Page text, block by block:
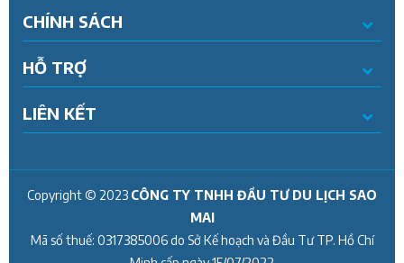
CHÍNH SÁCH
HỖ TRỢ
LIÊN KẾT
Copyright © 2023 CÔNG TY TNHH ĐẦU TƯ DU LỊCH SAO
MAI
Mã số thuế: 0317385006do Sở Kế hoạch và Đầu Tư TP. Hồ Chí